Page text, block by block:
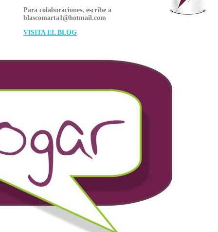
Para colaboraciones, escribe a
blascomarta1@hotmail.com
VISITA EL BLOG